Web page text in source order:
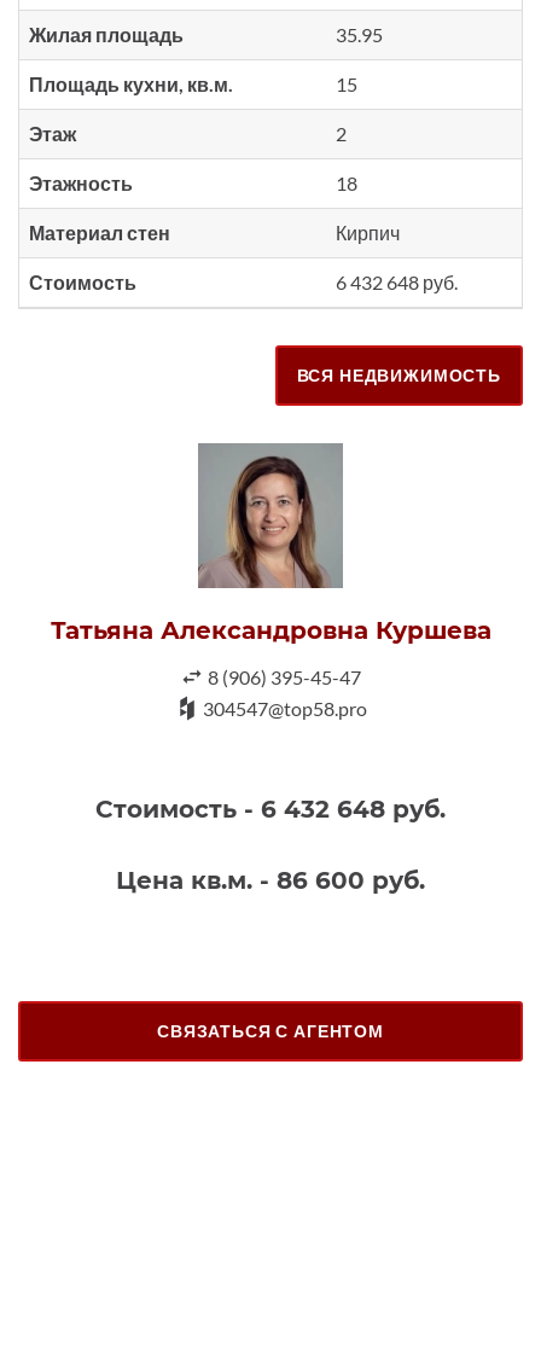
Жилая площадь 35.95
Площадь кухни, кв.м. 15
Этаж 2
Этажность 18
Материал стен Кирпич
Стоимость 6 432 648 руб.
ВСЯ НЕДВИЖИМОСТЬ
Татьяна Александровна Куршева
8 (906) 395-45-47
304547@top58.pro
Стоимость - 6 432 648 руб.
Цена кв.м. - 86 600 руб.
СВЯЗАТЬСЯ С АГЕНТОМ